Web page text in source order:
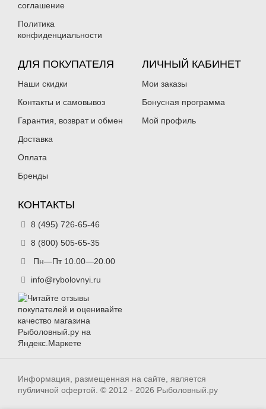
соглашение
Политика
конфиденциальности
ДЛЯ ПОКУПАТЕЛЯ
Наши скидки
Контакты и самовывоз
Гарантия, возврат и обмен
Доставка
Оплата
Бренды
ЛИЧНЫЙ КАБИНЕТ
Мои заказы
Бонусная программа
Мой профиль
КОНТАКТЫ
8 (495) 726-65-46
8 (800) 505-65-35
Пн—Пт 10.00—20.00
info@rybolovnyi.ru
Информация, размещенная на сайте, является
публичной офертой. © 2012 - 2026 Рыболовный.ру